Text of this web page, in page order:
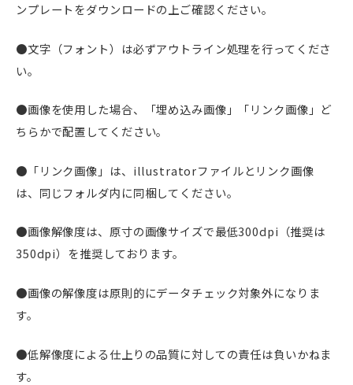
ンプレートをダウンロードの上ご確認ください。
●文字（フォント）は必ずアウトライン処理を行ってくださ
い。
●画像を使用した場合、「埋め込み画像」「リンク画像」ど
ちらかで配置してください。
●「リンク画像」は、illustratorファイルとリンク画像
は、同じフォルダ内に同梱してください。
●画像解像度は、原寸の画像サイズで最低300dpi（推奨は
350dpi）を推奨しております。
●画像の解像度は原則的にデータチェック対象外になりま
す。
●低解像度による仕上りの品質に対しての責任は負いかねま
す。